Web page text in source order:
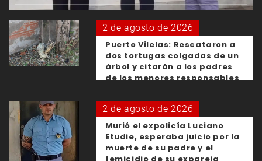
2 de agosto de 2026
Puerto Vilelas: Rescataron a
dos tortugas colgadas de un
árbol y citarán a los padres
de los menores responsables
2 de agosto de 2026
Murió el expolicía Luciano
Etudie, esperaba juicio por la
muerte de su padre y el